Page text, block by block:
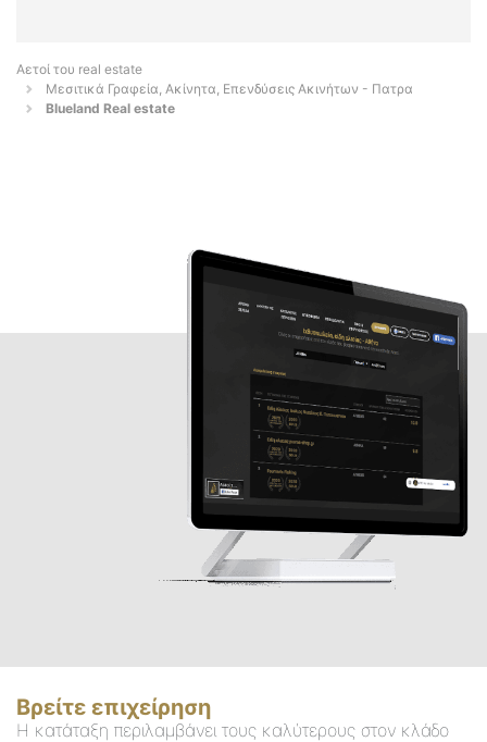
Αετοί του real estate
Μεσιτικά Γραφεία, Ακίνητα, Επενδύσεις Ακινήτων - Πατρα
Blueland Real estate
Βρείτε επιχείρηση
Η κατάταξη περιλαμβάνει τους καλύτερους στον κλάδο